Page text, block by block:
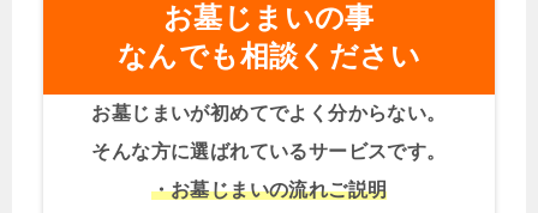
お墓じまいの事
なんでも相談ください
お墓じまいが初めてでよく分からない。
そんな方に選ばれているサービスです。
・お墓じまいの流れご説明